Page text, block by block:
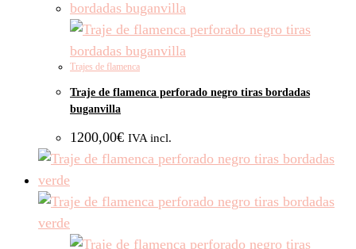
Trajes de flamenca
Traje de flamenca perforado negro tiras bordadas
buganvilla
1200,00€ IVA incl.